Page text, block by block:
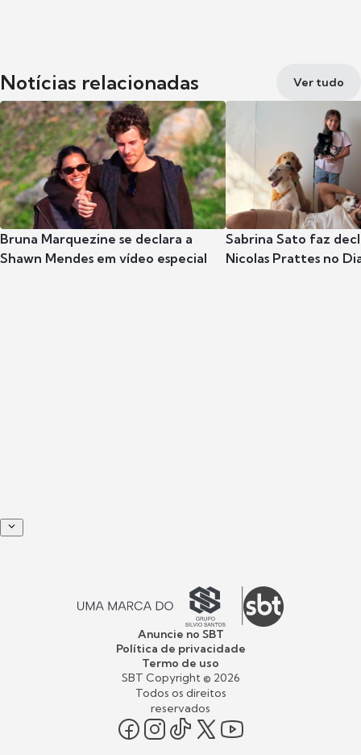
Notícias relacionadas Ver tudo
Bruna Marquezine se declara a
Shawn Mendes em vídeo especial
Sabrina Sato faz
Nicolas Prattes no
Anuncie no SBT
Política de privacidade
Termo de uso
SBT Copyright © 2026
Todos os direitos
reservados